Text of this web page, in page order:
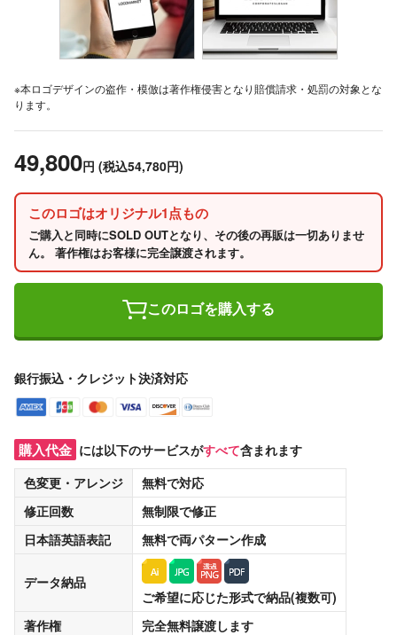
※本ロゴデザインの盗作・模倣は著作権侵害となり賠償請求・処罰の対象とな
ります。
49,800円 (税込54,780円)
このロゴはオリジナル1点もの
ご購入と同時にSOLD OUTとなり、その後の再販は一切ありませ
ん。 著作権はお客様に完全譲渡されます。
このロゴを購入する
銀行振込・クレジット決済対応
購入代金 には以下のサービスがすべて含まれます
色変更・アレンジ
無料で対応
修正回数
無制限で修正
日本語英語表記
無料で両パターン作成
データ納品
ご希望に応じた形式で納品(複数可)
著作権
完全無料譲渡します